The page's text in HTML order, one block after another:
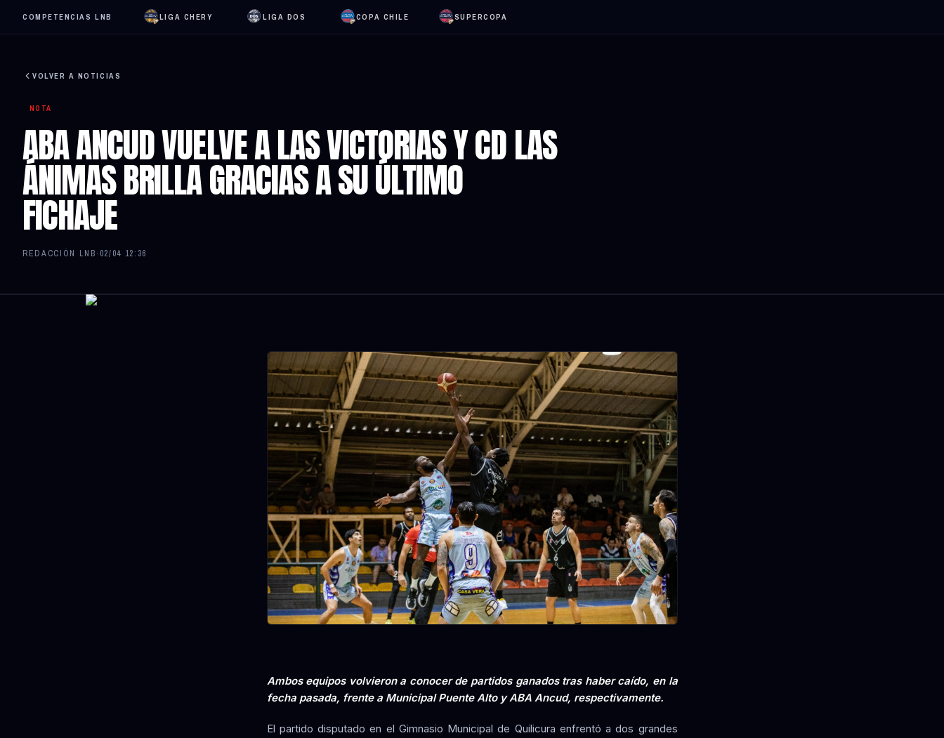
COMPETENCIAS LNB LIGA CHERY LIGA DOS COPA CHILE SUPERCOPA
VOLVER A NOTICIAS
NOTA
ABA ANCUD VUELVE A LAS VICTORIAS Y CD LAS
ÁNIMAS BRILLA GRACIAS A SU ÚLTIMO
FICHAJE
REDACCIÓN LNB· 02/04 12:36
Ambos equipos volvieron a conocer de partidos ganados tras haber caído, en la
fecha pasada, frente a Municipal Puente Alto y ABA Ancud, respectivamente.
El partido disputado en el Gimnasio Municipal de Quilicura enfrentó a dos grandes